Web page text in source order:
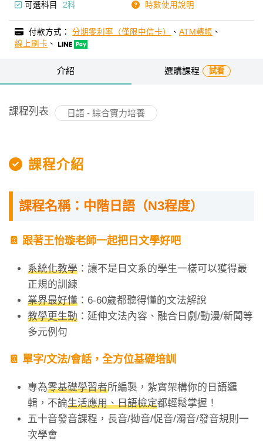
可選科目
2科 時數使用說明
付款方式：分期零利率（僅限中信卡） 、ATM轉帳 、
線上刷卡 、
介紹 選購課程 試看
課程列表 日語 - 綜合實力培養
課程介紹
課程名稱：中階日語（N3程度）
📔 跟著王怡璇老師一起把日文學好吧
系統化教學 ：讓不是日文系的學生一樣可以獲得最
正規的訓練
業界最好懂 ：6-60歲都聽得懂的文法解說
教學更生動 ：延伸文法內容、融合日劇/動漫/新聞等
多元例句
📔 單字/文法/會話，全方位基礎培訓
專為零基礎學習者所編製，紮實架構你的日語邏
輯，不論生活應用、日語檢定都輕鬆掌握！
五十音發音課程，長音/拗音/促音/濁音/發音規則一
次學會